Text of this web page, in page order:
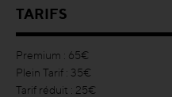
TARIFS
Premium : 65€
Plein Tarif : 35€
Tarif réduit : 25€